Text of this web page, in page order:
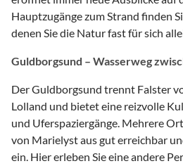
Hauptzugänge zum Strand finden
denen Sie die Natur fast für sich
Guldborgsund – Wasserweg
Der Guldborgsund trennt Falster
Lolland und bietet eine reizvolle
und Uferspaziergänge. Mehrere
von Marielyst aus gut erreichbar
ein. Hier erleben Sie eine andere